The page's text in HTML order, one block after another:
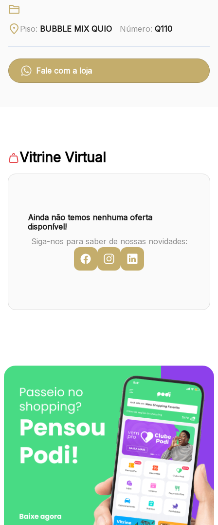
CONTATO
Comodidades Eventos Cinema
Mapa Virtual
Piso: BUBBLE MIX QUIO Número: Q110
Fale com a loja
Vitrine Virtual
Ainda não temos nenhuma oferta
disponível!
Siga-nos para saber de nossas novidades: